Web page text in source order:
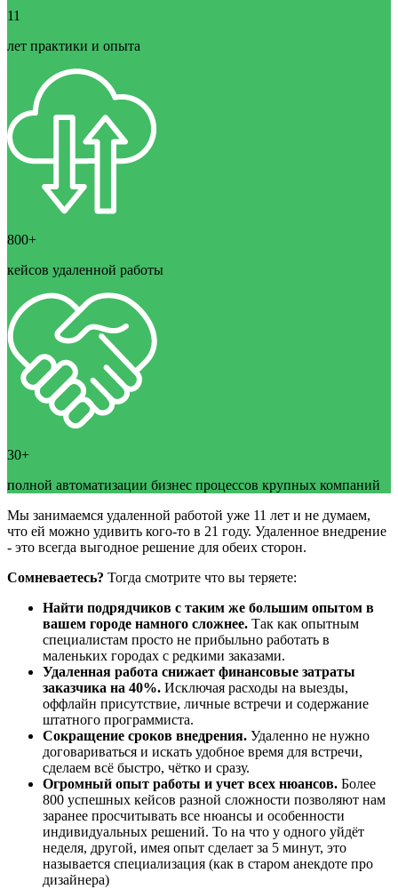
11
лет практики и опыта
800+
кейсов удаленной работы
30+
полной автоматизации бизнес процессов крупных компаний
Мы занимаемся удаленной работой уже 11 лет и не думаем,
что ей можно удивить кого-то в 21 году. Удаленное внедрение
- это всегда выгодное решение для обеих сторон.
Сомневаетесь? Тогда смотрите что вы теряете:
Найти подрядчиков с таким же большим опытом в
вашем городе намного сложнее. Так как опытным
специалистам просто не прибыльно работать в
маленьких городах с редкими заказами.
Удаленная работа снижает финансовые затраты
заказчика на 40%. Исключая расходы на выезды,
оффлайн присутствие, личные встречи и содержание
штатного программиста.
Сокращение сроков внедрения. Удаленно не нужно
договариваться и искать удобное время для встречи,
сделаем всё быстро, чётко и сразу.
Огромный опыт работы и учет всех нюансов. Более
800 успешных кейсов разной сложности позволяют нам
заранее просчитывать все нюансы и особенности
индивидуальных решений. То на что у одного уйдёт
неделя, другой, имея опыт сделает за 5 минут, это
называется специализация (как в старом анекдоте про
дизайнера)